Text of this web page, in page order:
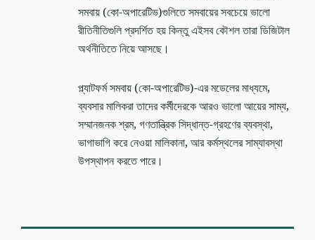
সমবায় (কো-অপারেটিভ)গুলিতে সমবায়ের সবচেয়ে ভালো
রীতিনীতিগুলি প্রদর্শিত হয় কিন্তু এইসব কৌশল তারা ডিজিটাল
অর্থনীতিতে নিয়ে আসছে।
প্ল্যাটফর্ম সমবায় (কো-অপারেটিভ)-এর মডেলের মাধ্যমে,
ব্যবসার মালিকরা তাদের কর্মীদেরকে আরও ভালো আয়ের সাম্য,
সম্মানজনক শ্রম, গণতান্ত্রিক সিদ্ধান্ত-গ্রহণের ব্যবস্থা,
ভাগাভাগি করে নেওয়া মালিকানা, আর কর্মস্থলের সাম্যাবস্থা
উপস্থাপন করতে পারে।